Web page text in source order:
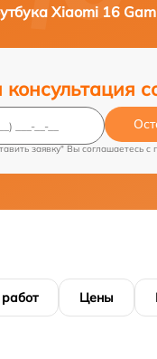
Xiaomi 16
заявку" Вы соглашаетесь c
Цены